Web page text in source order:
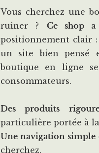
Vous cherchez une
ruiner ? Ce shop
positionnement clair
un site bien pensé
boutique en ligne
consommateurs.
Des produits
particulière portée à
Une navigation simple
cherchez.